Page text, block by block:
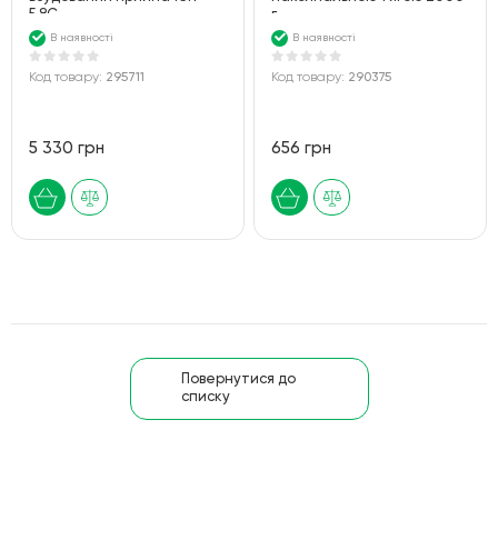
5.8G
В наявності
Код товару: 295711
5 330 грн
г
В наявності
Код товару: 290375
656 грн
Повернутися до
списку